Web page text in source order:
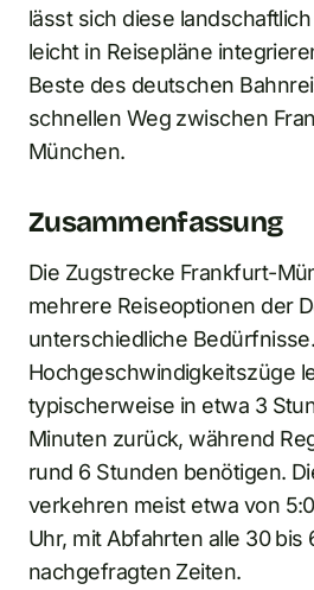
lässt sich diese
leicht in Reisepläne
Beste des deutschen
schnellen Weg zwischen
München.
Zusammenfassung
Die Zugstrecke Frankfurt-
mehrere Reiseoptionen der
unterschiedliche
Hochgeschwindigkeitszüge
typischerweise in etwa 3
Minuten zurück, während
rund 6 Stunden benötigen.
verkehren meist etwa von
Uhr, mit Abfahrten alle 30
nachgefragten Zeiten.